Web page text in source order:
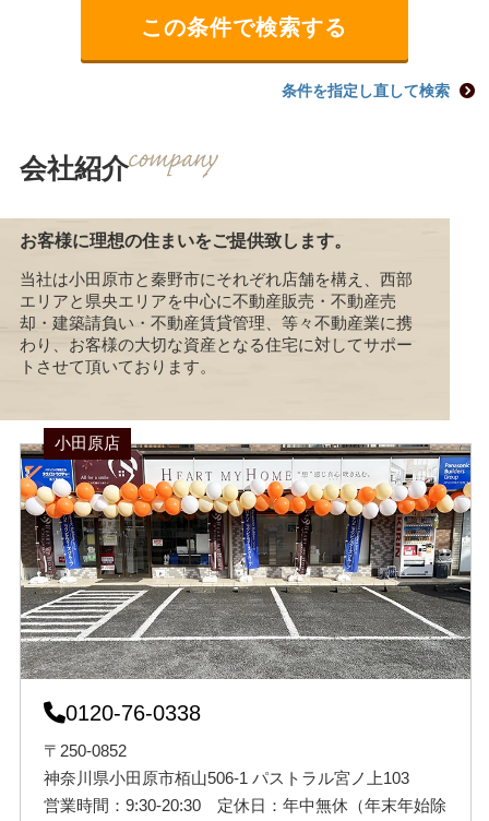
条件を指定し直して検索
会社紹介
お客様に理想の住まいをご提供致します。
当社は小田原市と秦野市にそれぞれ店舗を構え、西部
エリアと県央エリアを中心に不動産販売・不動産売
却・建築請負い・不動産賃貸管理、等々不動産業に携
わり、お客様の大切な資産となる住宅に対してサポー
トさせて頂いております。
小田原店
0120-76-0338
〒250-0852
神奈川県小田原市栢山506-1 パストラル宮ノ上103
営業時間：9:30-20:30 定休日：年中無休（年末年始除